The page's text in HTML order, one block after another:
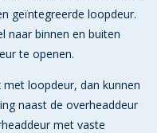
geïntegreerde loopdeur.
naar binnen en buiten
te openen.
loopdeur, dan kunnen
naast de overheaddeur
met vaste